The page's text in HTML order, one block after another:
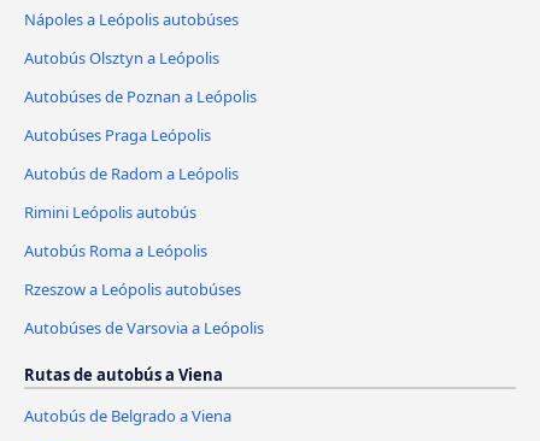
Nápoles a Leópolis autobúses
Autobús Olsztyn a Leópolis
Autobúses de Poznan a Leópolis
Autobúses Praga Leópolis
Autobús de Radom a Leópolis
Rimini Leópolis autobús
Autobús Roma a Leópolis
Rzeszow a Leópolis autobúses
Autobúses de Varsovia a Leópolis
Rutas de autobús a Viena
Autobús de Belgrado a Viena